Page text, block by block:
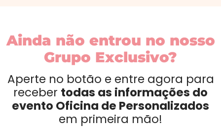
Ainda não entrou no nosso
Grupo Exclusivo?
Aperte no botão e entre agora para
receber todas as informações do
evento Oficina de Personalizados
em primeira mão!